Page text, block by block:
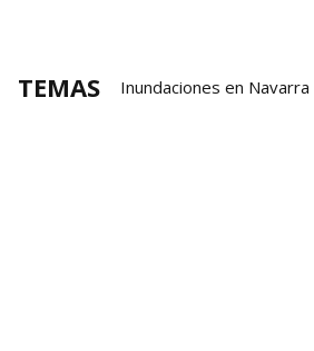
TEMAS Inundaciones en Navarra